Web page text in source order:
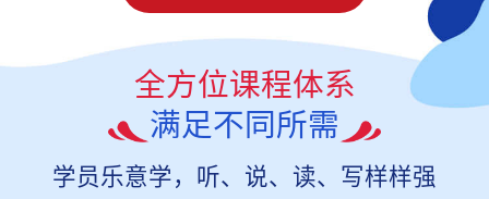
全方位课程体系
满足不同所需
学员乐意学，听、说、读、写样样强